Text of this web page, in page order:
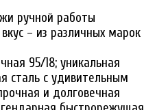
ручной работы
– из различных марок
95/18; уникальная
сталь с удивительным
и долговечная